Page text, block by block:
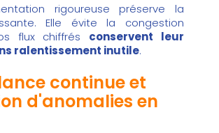
rigoureuse préserve la
Elle évite la congestion
flux chiffrés conservent leur
ralentissement inutile.
continue et
d'anomalies en